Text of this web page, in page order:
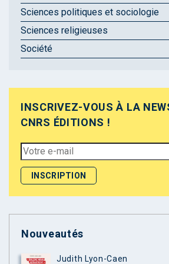
Sciences politiques et sociologie
Sciences religieuses
Société
INSCRIVEZ-VOUS À LA
CNRS ÉDITIONS !
Nouveautés
Judith Lyon-Caen